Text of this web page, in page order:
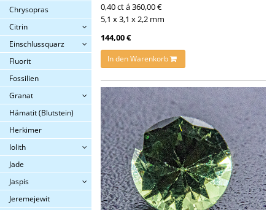
Chrysopras
Citrin
Einschlussquarz
Fluorit
Fossilien
Granat
Hämatit (Blutstein)
Herkimer
Iolith
Jade
Jaspis
Jeremejewit
0,40 ct á 360,00 €
5,1 x 3,1 x 2,2 mm
144,00 €
In den Warenkorb